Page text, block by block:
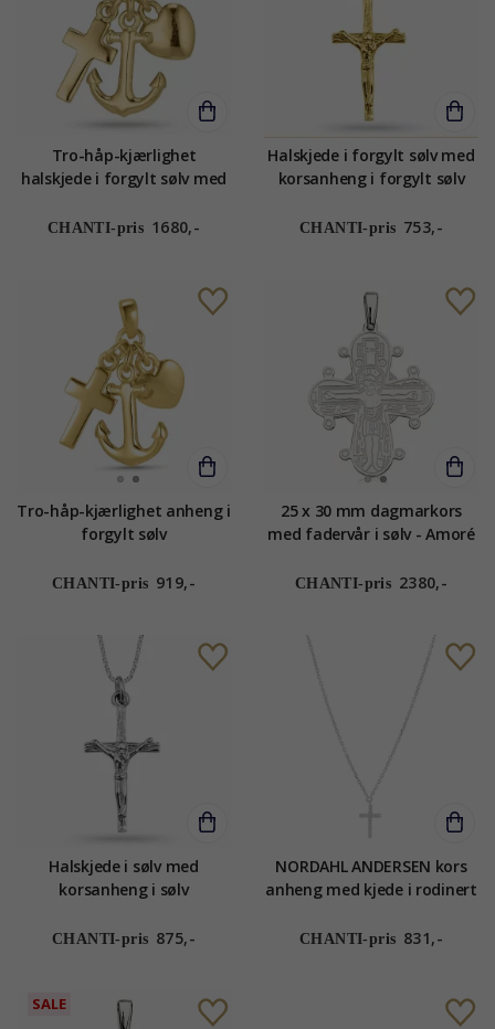
Tro-håp-kjærlighet
halskjede i forgylt sølv med
CHANTI-pris 1680,-
Halskjede i forgylt sølv med
korsanheng i forgylt sølv
CHANTI-pris 753,-
Tro-håp-kjærlighet anheng i
forgylt sølv
CHANTI-pris 919,-
25 x 30 mm dagmarkors
med fadervår i sølv - Amoré
CHANTI-pris 2380,-
Halskjede i sølv med
korsanheng i sølv
CHANTI-pris 875,-
NORDAHL ANDERSEN kors
anheng med kjede i rodinert
CHANTI-pris 831,-
SALE